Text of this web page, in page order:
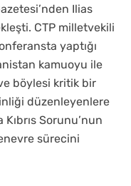
Ilias
CTP milletvekili
yaptığı
kamuoyu ile
böylesi kritik bir
düzenleyenlere
Sorunu’nun
sürecini